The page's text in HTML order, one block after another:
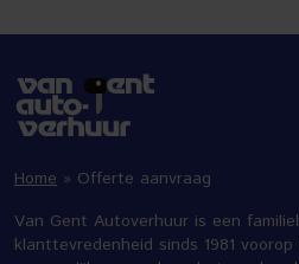
Home » Offerte aanvraag
Van Gent Autoverhuur is een
klanttevredenheid sinds 1981